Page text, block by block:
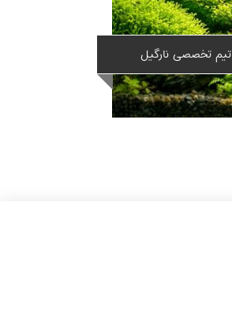
تیم تخصصی نارگیل